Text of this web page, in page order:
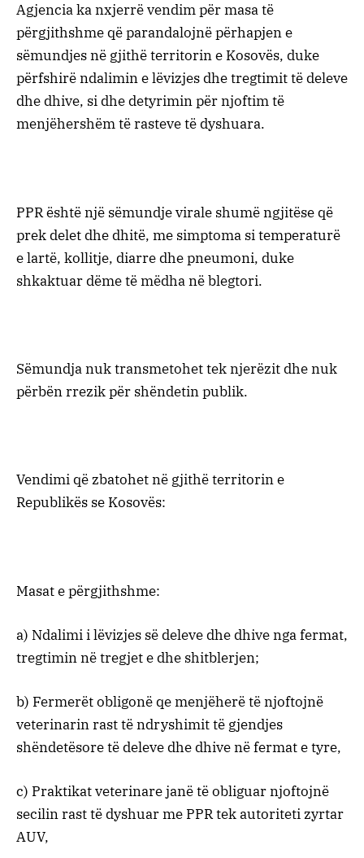
Agjencia ka nxjerrë vendim për masa të
përgjithshme që parandalojnë përhapjen e
sëmundjes në gjithë territorin e Kosovës, duke
përfshirë ndalimin e lëvizjes dhe tregtimit të deleve
dhe dhive, si dhe detyrimin për njoftim të
menjëhershëm të rasteve të dyshuara.
PPR është një sëmundje virale shumë ngjitëse që
prek delet dhe dhitë, me simptoma si temperaturë
e lartë, kollitje, diarre dhe pneumoni, duke
shkaktuar dëme të mëdha në blegtori.
Sëmundja nuk transmetohet tek njerëzit dhe nuk
përbën rrezik për shëndetin publik.
Vendimi që zbatohet në gjithë territorin e
Republikës se Kosovës:
Masat e përgjithshme:
a) Ndalimi i lëvizjes së deleve dhe dhive nga fermat,
tregtimin në tregjet e dhe shitblerjen;
b) Fermerët obligonë qe menjëherë të njoftojnë
veterinarin rast të ndryshimit të gjendjes
shëndetësore të deleve dhe dhive në fermat e tyre,
c) Praktikat veterinare janë të obliguar njoftojnë
secilin rast të dyshuar me PPR tek autoriteti zyrtar
AUV,